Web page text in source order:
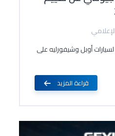
أوبل وشيفورليه على
قراءة المزيد